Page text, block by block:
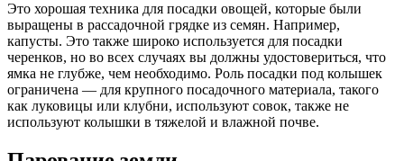
Это хорошая техника для посадки овощей, которые были
выращены в рассадочной грядке из семян. Например,
капусты. Это также широко используется для посадки
черенков, но во всех случаях вы должны удостовериться, что
ямка не глубже, чем необходимо. Роль посадки под колышек
ограничена — для крупного посадочного материала, такого
как луковицы или клубни, используют совок, также не
используют колышки в тяжелой и влажной почве.